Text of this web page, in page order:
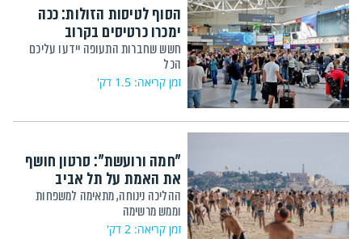
הסוף לטיסות הזולות: ככה
ימכרו כרטיסים בקרוב
חשש שחברות התעופה יידעו עליכם
הכל
זמן קריאה: 1.5 דק'
"חמה ורועשת": סרטון חושף
את האמת על תל אביב
ההליכה נינוחה, מתאימה למשפחות
וממש מרשימה
זמן קריאה: 2 דק'